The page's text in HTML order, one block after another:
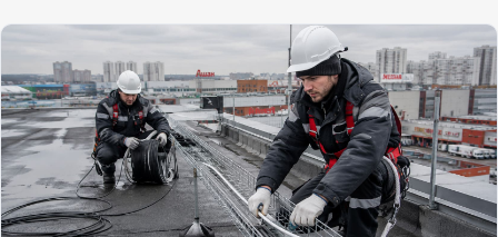
сетей до 1 кв